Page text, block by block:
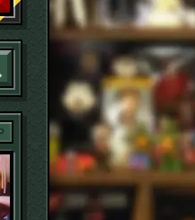
読者登録
POPULAR ENTRIES